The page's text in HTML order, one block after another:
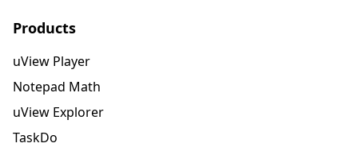
Products
uView Player
Notepad Math
uView Explorer
TaskDo